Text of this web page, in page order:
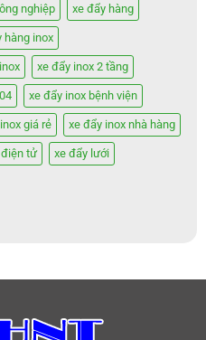
nghiệp xe đẩy hàng
hàng inox
xe đẩy inox 2 tầng
xe đẩy inox bệnh viện
giá rẻ xe đẩy inox nhà hàng
tử xe đẩy lưới